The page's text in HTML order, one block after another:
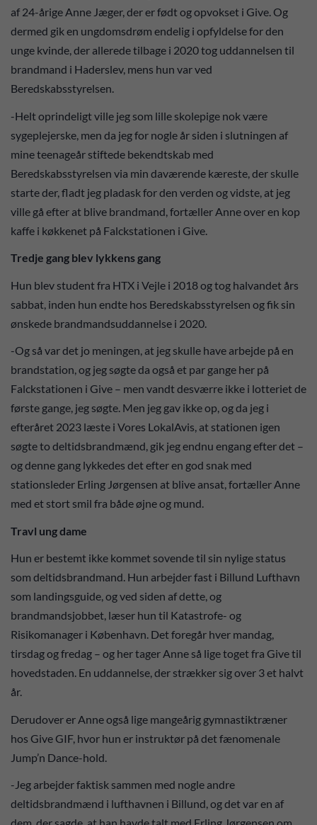
af 24-årige Anne Jæger, der er født og opvokset i Give. Og
dermed gik en ungdomsdrøm endelig i opfyldelse for den
unge kvinde, der allerede tilbage i 2020 tog uddannelsen til
brandmand i Haderslev, mens hun var ved
Beredskabsstyrelsen.
-Helt oprindeligt ville jeg som lille skolepige nok være
sygeplejerske, men da jeg for nogle år siden i slutningen af
mine teenageår stiftede bekendtskab med
Beredskabsstyrelsen via min daværende kæreste, der skulle
starte der, fladt jeg pladask for den verden og vidste, at jeg
ville gå efter at blive brandmand, fortæller Anne over en kop
kaffe i køkkenet på Falckstationen i Give.
Tredje gang blev lykkens gang
Hun blev student fra HTX i Vejle i 2018 og tog halvandet års
sabbat, inden hun endte hos Beredskabsstyrelsen og fik sin
ønskede brandmandsuddannelse i 2020.
-Og så var det jo meningen, at jeg skulle have arbejde på en
brandstation, og jeg søgte da også et par gange her på
Falckstationen i Give – men vandt desværre ikke i lotteriet de
første gange, jeg søgte. Men jeg gav ikke op, og da jeg i
efteråret 2023 læste i Vores LokalAvis, at stationen igen
søgte to deltidsbrandmænd, gik jeg endnu engang efter det –
og denne gang lykkedes det efter en god snak med
stationsleder Erling Jørgensen at blive ansat, fortæller Anne
med et stort smil fra både øjne og mund.
Travl ung dame
Hun er bestemt ikke kommet sovende til sin nylige status
som deltidsbrandmand. Hun arbejder fast i Billund Lufthavn
som landingsguide, og ved siden af dette, og
brandmandsjobbet, læser hun til Katastrofe- og
Risikomanager i København. Det foregår hver mandag,
tirsdag og fredag – og her tager Anne så lige toget fra Give til
hovedstaden. En uddannelse, der strækker sig over 3 et halvt
år.
Derudover er Anne også lige mangeårig gymnastiktræner
hos Give GIF, hvor hun er instruktør på det fænomenale
Jump’n Dance-hold.
-Jeg arbejder faktisk sammen med nogle andre
deltidsbrandmænd i lufthavnen i Billund, og det var en af